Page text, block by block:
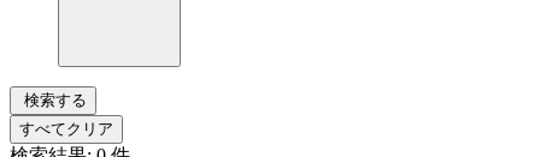
検索する
すべてクリア